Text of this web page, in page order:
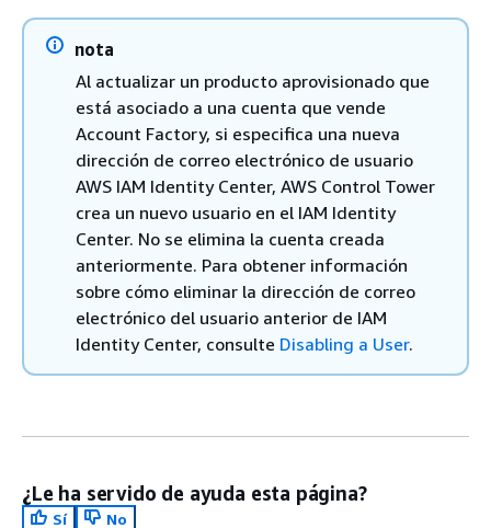
nota
Al actualizar un producto aprovisionado que
está asociado a una cuenta que vende
Account Factory, si especifica una nueva
dirección de correo electrónico de usuario
AWS IAM Identity Center, AWS Control Tower
crea un nuevo usuario en el IAM Identity
Center. No se elimina la cuenta creada
anteriormente. Para obtener información
sobre cómo eliminar la dirección de correo
electrónico del usuario anterior de IAM
Identity Center, consulte Disabling a User.
¿Le ha servido de ayuda esta página?
Sí No